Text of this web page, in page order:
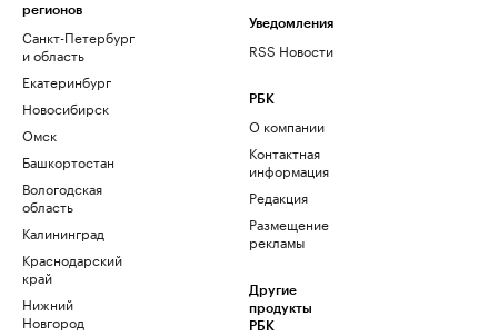
регионов
Санкт-Петербург
и область
Екатеринбург
Новосибирск
Омск
Башкортостан
Вологодская
область
Калининград
Краснодарский
край
Нижний
Новгород
Уведомления
RSS Новости
РБК
О компании
Контактная
информация
Редакция
Размещение
рекламы
Другие
продукты
РБК